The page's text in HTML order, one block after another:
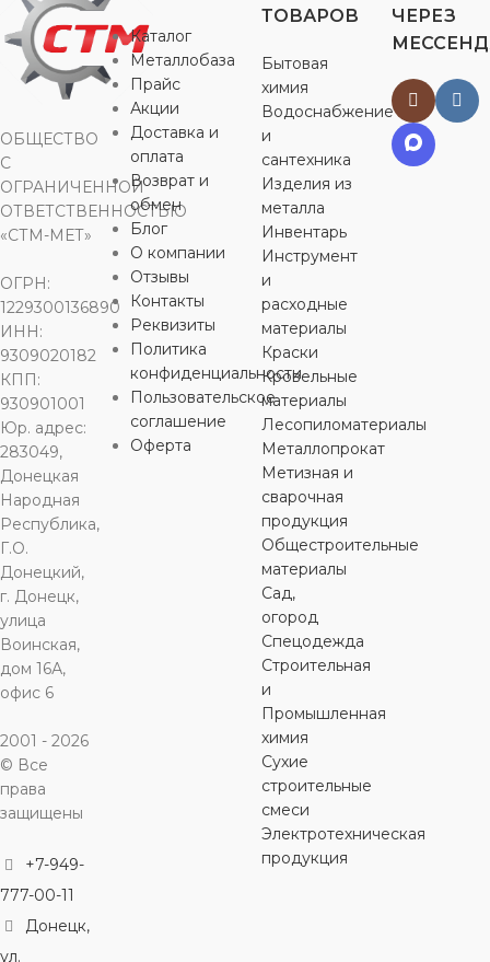
НАЗНАЧЕНИЕ
для строительства,
для хозяйственно-
бытовых нужд
ВИД РАБОТ
для внутренних
наружных работ
ЦВЕТ
серебристый
оцинкованная сталь
ДЛИНА
ДИАМЕТР
ШЛИЦ
наружный
ГОЛОВКА
НАЗНАЧЕНИЕ
для строительства,
для хозяйственно-
бытовых нужд
ВИД РАБОТ
для внутренних
наружных работ
ЦВЕТ
серебристый
оцинкованная сталь
50 мм
НАЗНАЧЕНИЕ
для строительства
для хозяйственно-
ВИД РАБОТ
для внутренних
работ
ЦВЕТ
серебристый
МАТЕРИАЛ
оцинкованная сталь
ДЛИНА
ДИАМЕТР
8 мм
ШЛИЦ
шестигранник
для
для
бытовых
ОБЩЕСТВО
С
ОГРАНИЧЕННОЙ
ОТВЕТСТВЕННОСТЬЮ
«СТМ-МЕТ»
ОГРН:
1229300136890
ИНН:
9309020182
КПП:
930901001
Юр. адрес:
283049,
Донецкая
Народная
Республика,
Г.О.
Донецкий,
г. Донецк,
улица
Воинская,
дом 16А,
офис 6
2001 - 2026
© Все
права
защищены
+7-949-
777-00-11
Донецк,
ул.
Каталог
Металлобаза
Прайс
Акции
Доставка и
оплата
Возврат и
обмен
Блог
О компании
Отзывы
Контакты
Реквизиты
Политика
конфиденциальности
Пользовательское
соглашение
Оферта
ТОВАРОВ
Бытовая
химия
Водоснабжение
и
сантехника
Изделия из
металла
Инвентарь
Инструмент
и
расходные
материалы
Краски
Кровельные
материалы
Лесопиломатериалы
Металлопрокат
Метизная и
сварочная
продукция
Общестроительные
материалы
Сад,
огород
Спецодежда
Строительная
и
Промышленная
химия
Сухие
строительные
смеси
Электротехническая
продукция
ЧЕРЕЗ